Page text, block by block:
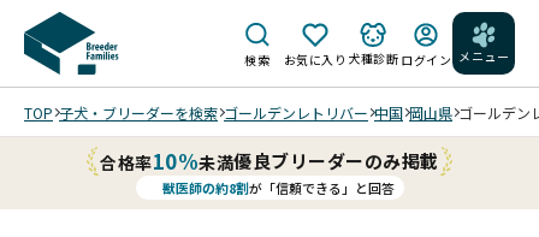
検索 お気に入り 犬種診断 ログイン メニュー
TOP 子犬・ブリーダーを検索 ゴールデンレトリバー 中国 岡山県 ゴールデン
合格率10%未満優良ブリーダーのみ掲載
獣医師の約8割が「信頼できる」と回答